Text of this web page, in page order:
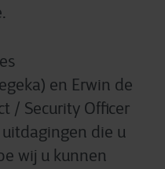
en Erwin de
/ Security Officer
uitdagingen die u
wij u kunnen